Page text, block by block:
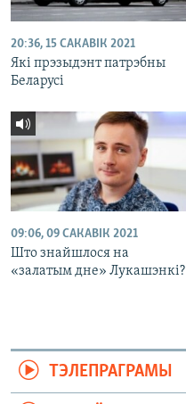
20:36, 15 САКАВІК 2021
Які прэзыдэнт патрэбны
Беларусі
09:06, 09 САКАВІК 2021
Што знайшлося на
«залатым дне» Лукашэнкі?
ТЭЛЕПРАГРАМЫ